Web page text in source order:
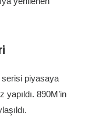
serisi piyasaya
890M’in